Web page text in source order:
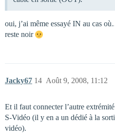
oui, j’ai même essayé IN au cas
reste noir
Jacky67 Août 9, 2008, 11:12
14
Et il faut connecter l’autre
S-Vidéo (il y en a un dédié à la
vidéo).